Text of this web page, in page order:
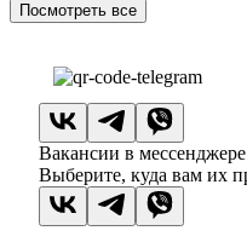
Посмотреть все
Вакансии в мессенджере
Выберите, куда вам их